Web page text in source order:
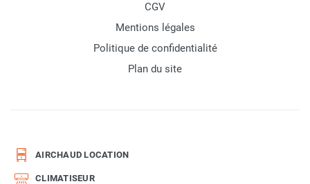
CGV
Mentions légales
Politique de confidentialité
Plan du site
AIRCHAUD LOCATION
CLIMATISEUR